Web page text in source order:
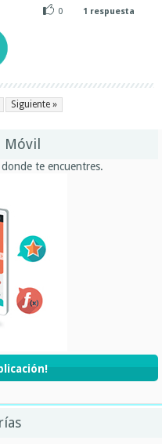
0
1 respuesta
Siguiente »
Móvil
te encuentres.